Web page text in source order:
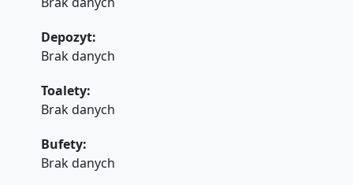
Depozyt:
Brak danych
Toalety:
Brak danych
Bufety:
Brak danych